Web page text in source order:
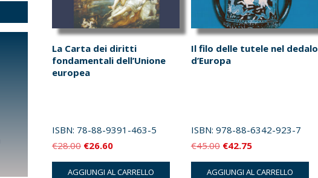
La Carta dei diritti
fondamentali dell’Unione
europea
ISBN: 78-88-9391-463-5
€28.00 Il
prezzo
€26.60Il
prezzo
AGGIUNGI AL CARRELLO
Il filo delle tutele nel dedalo
d’Europa
ISBN: 978-88-6342-923-7
€45.00 Il
prezzo
€42.75Il
prezzo
AGGIUNGI AL CARRELLO